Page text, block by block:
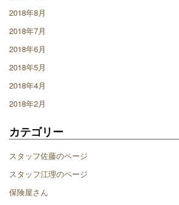
2018年8月
2018年7月
2018年6月
2018年5月
2018年4月
2018年2月
カテゴリー
スタッフ佐藤のページ
スタッフ江理のページ
保険屋さん